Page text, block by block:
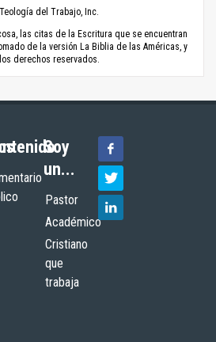
del Trabajo, Inc.
las citas de la Escritura que se encuentran
de la versión La Biblia de las Américas, y
derechos reservados.
Soy
un...
Pastor
Académico
Cristiano
que
trabaja